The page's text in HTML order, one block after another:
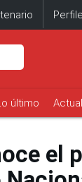
último
el